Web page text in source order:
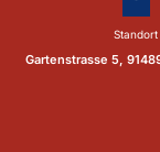
Standort
Gartenstrasse 5,